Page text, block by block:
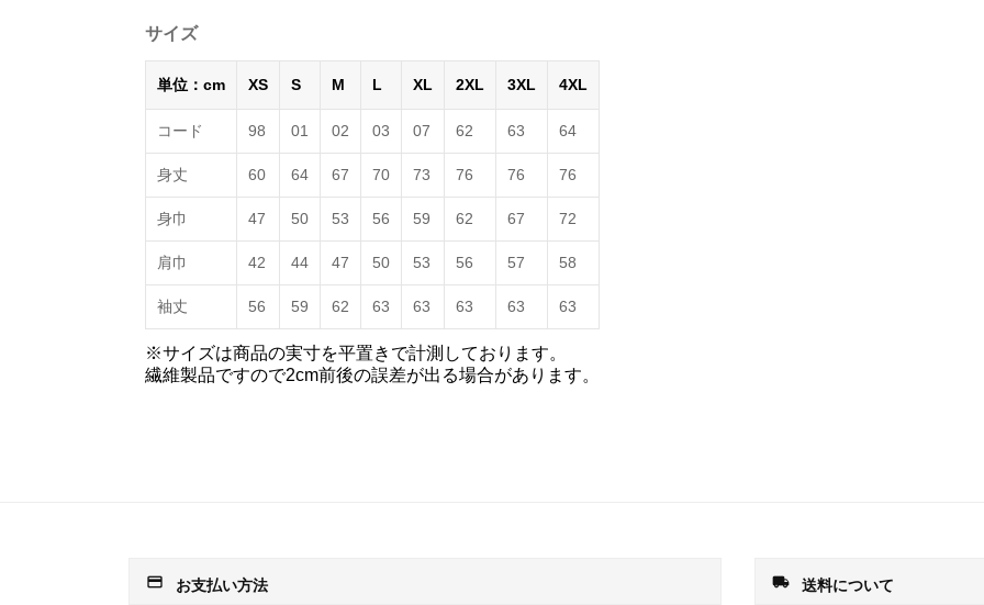
サイズ
単位：cm XS S M L XL 2XL 3XL 4XL
コード 98 01 02 03 07 62 63 64
身丈 60 64 67 70 73 76 76 76
身巾 47 50 53 56 59 62 67 72
肩巾 42 44 47 50 53 56 57 58
袖丈 56 59 62 63 63 63 63 63
※サイズは商品の実寸を平置きで計測しております。
繊維製品ですので2cm前後の誤差が出る場合があります。
payment お支払い方法 local_shipping 送料について